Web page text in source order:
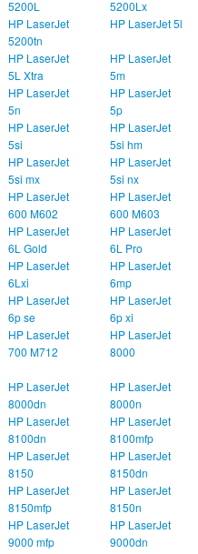
5200L
5200Lx
HP LaserJet
5200tn
HP LaserJet 5l
HP LaserJet
5L Xtra
HP LaserJet
5m
HP LaserJet
5n
HP LaserJet
5p
HP LaserJet
5si
HP LaserJet
5si hm
HP LaserJet
5si mx
HP LaserJet
5si nx
HP LaserJet
600 M602
HP LaserJet
600 M603
HP LaserJet
6L Gold
HP LaserJet
6L Pro
HP LaserJet
6Lxi
HP LaserJet
6mp
HP LaserJet
6p se
HP LaserJet
6p xi
HP LaserJet
700 M712
HP LaserJet
8000
HP LaserJet
8000dn
HP LaserJet
8000n
HP LaserJet
8100dn
HP LaserJet
8100mfp
HP LaserJet
8150
HP LaserJet
8150dn
HP LaserJet
8150mfp
HP LaserJet
8150n
HP LaserJet
9000 mfp
HP LaserJet
9000dn